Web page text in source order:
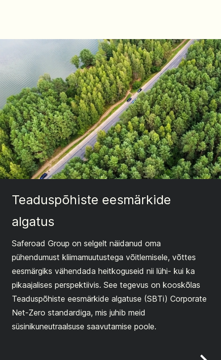
Teaduspõhiste eesmärkide
algatus
Saferoad Group on selgelt näidanud oma
pühendumust kliimamuutustega võitlemisele, võttes
eesmärgiks vähendada heitkoguseid nii lühi- kui ka
pikaajalises perspektiivis. See tegevus on kooskõlas
Teaduspõhiste eesmärkide algatuse (SBTi) Corporate
Net-Zero standardiga, mis juhib meid
süsinikuneutraalsuse saavutamise poole.